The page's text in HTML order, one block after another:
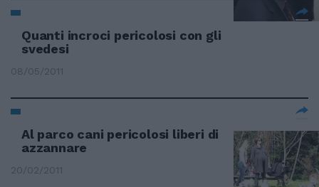
Quanti incroci pericolosi con gli
svedesi
08/05/2011
Al parco cani pericolosi liberi di
azzannare
20/02/2011